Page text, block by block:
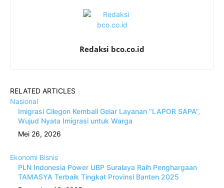
Redaksi bco.co.id
RELATED ARTICLES
Nasional
Imigrasi Cilegon Kembali Gelar Layanan “LAPOR SAPA”,
Wujud Nyata Imigrasi untuk Warga
Mei 26, 2026
Ekonomi Bisnis
PLN Indonesia Power UBP Suralaya Raih Penghargaan
TAMASYA Terbaik Tingkat Provinsi Banten 2025